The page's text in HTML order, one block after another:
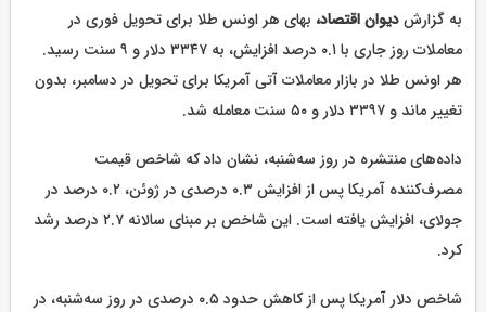
به گزارشدیوان اقتصاد، بهای هر اونس طلا برای تحویل فوری در
معاملات روز جاری با ۰.۱ درصد افزایش، به ۳۳۴۷ دلار و ۹ سنت رسید.
هر اونس طلا در بازار معاملات آتی آمریکا برای تحویل در دسامبر، بدون
تغییر ماند و ۳۳۹۷ دلار و ۵۰ سنت معامله شد.
داده‌های منتشره در روز سه‌شنبه، نشان داد که شاخص قیمت
مصرف‌کننده آمریکا پس از افزایش ۰.۳ درصدی در ژوئن، ۰.۲ درصد در
جولای، افزایش یافته است. این شاخص بر مبنای سالانه ۲.۷ درصد رشد
کرد.
شاخص دلار آمریکا پس از کاهش حدود ۰.۵ درصدی در روز سه‌شنبه، در